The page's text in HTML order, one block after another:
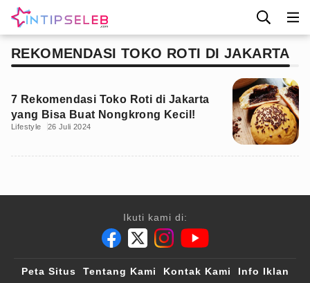
REKOMENDASI TOKO ROTI DI JAKARTA
7 Rekomendasi Toko Roti di Jakarta
yang Bisa Buat Nongkrong Kecil!
Lifestyle 26 Juli 2024
Ikuti kami di:
Peta Situs Tentang Kami Kontak Kami
Info Iklan